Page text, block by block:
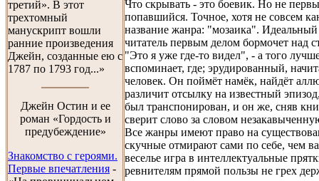
третий». В этот
трехтомный
манускрипт вошли
ранние произведения
Джейн, созданные ею с
1787 по 1793 год...»
Джейн Остин и ее
роман «Гордость и
предубеждение»
Знакомство с героями.
Первые впечатления -
Что скрывать - это боевик. Но не
попавшийся. Точное, хотя не совсем
название жанра: "мозаика".
читатель первым делом бормочет над
"Это я уже где-то видел", - а того
вспоминает, где; эрудированный,
человек. Он поймёт намёк, найдёт
различит отсылку на известный
был транспонирован, и он же, сняв
сверит слово за словом
Все жанры имеют право на
скучные отмирают сами по себе, чем
веселье игра в интеллектуальные
ревнителям прямой пользы не грех